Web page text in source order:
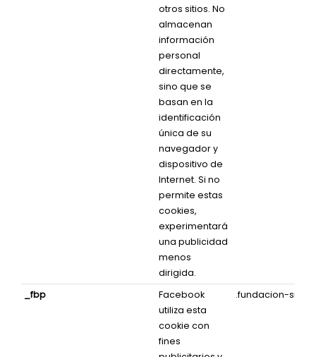
otros sitios. No
almacenan
información
personal
directamente,
sino que se
basan en la
identificación
única de su
navegador y
dispositivo de
Internet. Si no
permite estas
cookies,
experimentará
una publicidad
menos
dirigida.
_fbp
Facebook
utiliza esta
cookie con
fines
.fundacion-